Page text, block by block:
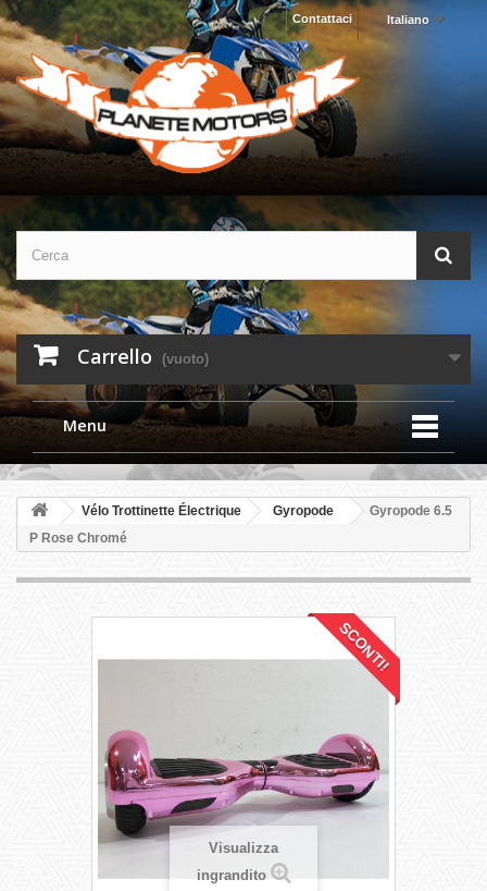
Italiano
Contattaci
Carrello (vuoto)
Menu
Vélo Trottinette Électrique Gyropode
Gyropode 6.5
P Rose Chromé
SCONTI!
Visualizza
ingrandito